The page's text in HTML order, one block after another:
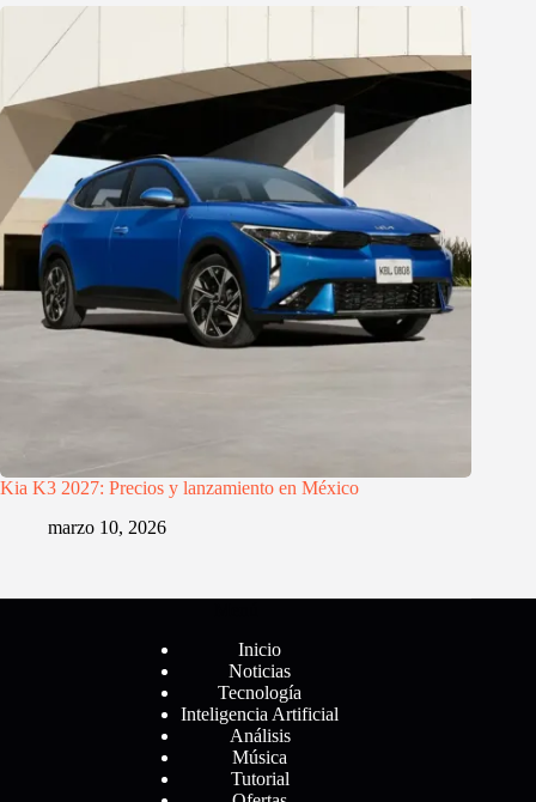
Kia K3 2027: Precios y lanzamiento en México
marzo 10, 2026
Inicio
Noticias
Tecnología
Inteligencia Artificial
Análisis
Música
Tutorial